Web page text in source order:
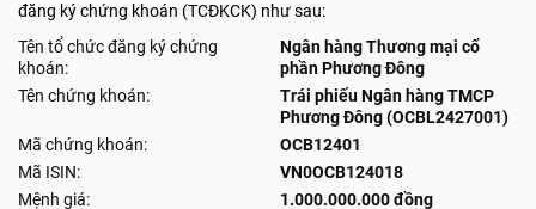
đăng ký chứng khoán (TCĐKCK) như sau:
Tên tổ chức đăng ký chứng
khoán:
Ngân hàng Thương mại cổ
phần Phương Đông
Tên chứng khoán:
Trái phiếu Ngân hàng TMCP
Phương Đông (OCBL2427001)
Mã chứng khoán:
OCB12401
Mã ISIN:
VN0OCB124018
Mệnh giá:
1.000.000.000 đồng